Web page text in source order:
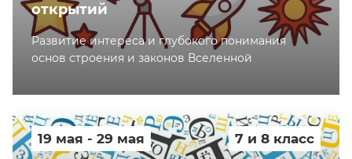
открытий
Развитие интереса и глубокого понимания
основ строения и законов Вселенной
19 мая - 29 мая 7 и 8 класс